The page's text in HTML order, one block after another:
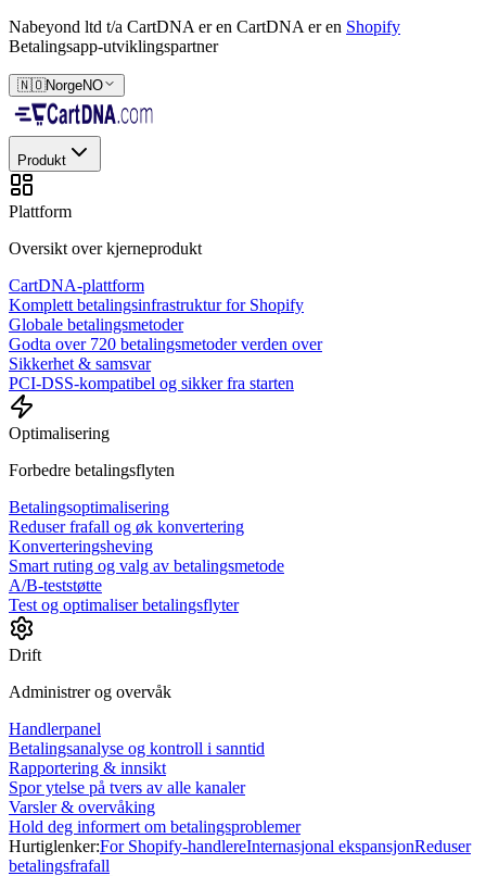
Nabeyond ltd t/a CartDNA er en CartDNA er en Shopify
Betalingsapp-utviklingspartner
🇳🇴NorgeNO
Produkt
Plattform
Oversikt over kjerneprodukt
CartDNA-plattform
Komplett betalingsinfrastruktur for Shopify
Globale betalingsmetoder
Godta over 720 betalingsmetoder verden over
Sikkerhet & samsvar
PCI-DSS-kompatibel og sikker fra starten
Optimalisering
Forbedre betalingsflyten
Betalingsoptimalisering
Reduser frafall og øk konvertering
Konverteringsheving
Smart ruting og valg av betalingsmetode
A/B-teststøtte
Test og optimaliser betalingsflyter
Drift
Administrer og overvåk
Handlerpanel
Betalingsanalyse og kontroll i sanntid
Rapportering & innsikt
Spor ytelse på tvers av alle kanaler
Varsler & overvåking
Hold deg informert om betalingsproblemer
Hurtiglenker:For Shopify-handlereInternasjonal ekspansjonReduser
betalingsfrafall